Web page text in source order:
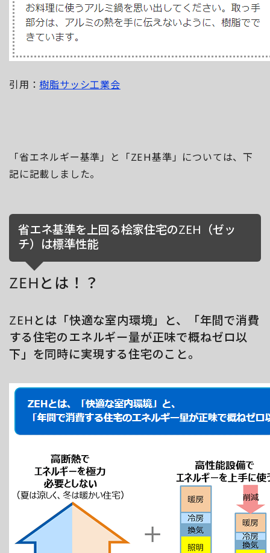
引用： 樹脂サッシ工業会
「省エネルギー基準」と「ZEH基準」については、下
記に記載しました。
省エネ基準を上回る桧家住宅のZEH（ゼッ
チ）は標準性能
ZEHとは！？
ZEHとは「快適な室内環境」と、「年間で消費
する住宅のエネルギー量が正味で概ねゼロ以
下」を同時に実現する住宅のこと。